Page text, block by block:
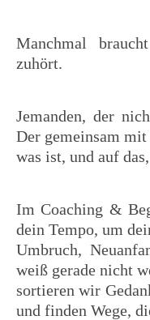
Manchmal
zuhört.
Jemanden, der
Der gemeinsam
was ist, und auf
Im Coaching &
dein Tempo, um
Umbruch,
weiß gerade nicht
sortieren wir
und finden Wege,